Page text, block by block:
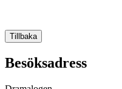
Tillbaka
Besöksadress